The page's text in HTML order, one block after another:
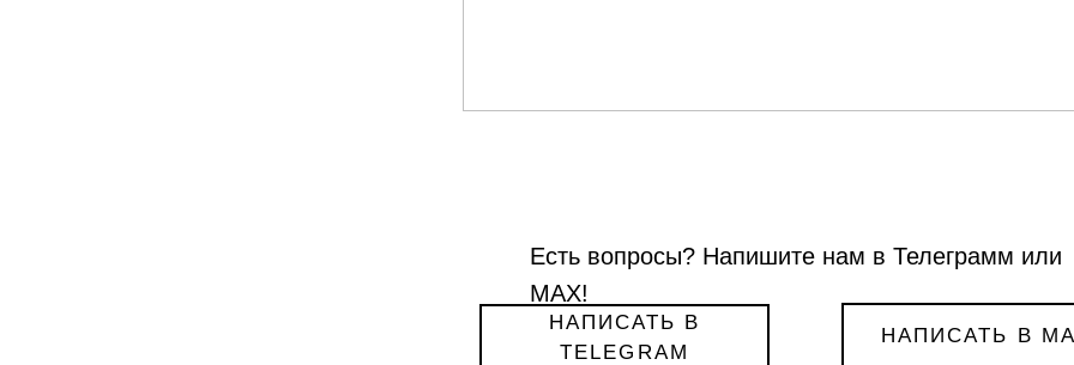
Есть вопросы? Напишите нам в Телеграмм или
МАХ!
НАПИСАТЬ В
НАПИСАТЬ В
TELEGRAM